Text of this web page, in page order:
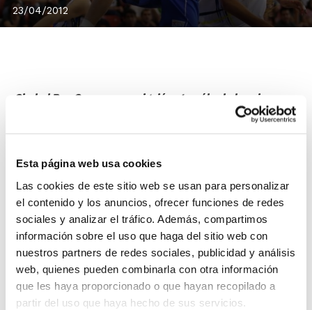
Esta página web usa cookies
Las cookies de este sitio web se usan para personalizar
el contenido y los anuncios, ofrecer funciones de redes
sociales y analizar el tráfico. Además, compartimos
información sobre el uso que haga del sitio web con
nuestros partners de redes sociales, publicidad y análisis
web, quienes pueden combinarla con otra información
que les haya proporcionado o que hayan recopilado a
partir del uso que haya hecho de sus servicios.
23/04/2012
Ciudad Ros Casares consiguió este sábado la primera
victoria de los playoff de la Final de la Liga Femenina
del conjunto que dirige Roberto Íñiguez.
El entrenador de Ciudad Ros Casares comentó que
"hemos ido todo el partido por delante y hemos llevado
absolutamente la iniciativa, pero es verdad que
Perfumerías Avenida tiene mucha casta y mucho
orgullo, y que ya he dicho que está en muy buen
momento y todo el playoff va a ser durísimo".